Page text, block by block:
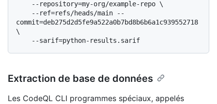
commit=deb275d2d5fe9a522a0b7bd8b6b6a1c939552718
\
Extraction de base de données
Les CodeQL CLI programmes spéciaux, appelés